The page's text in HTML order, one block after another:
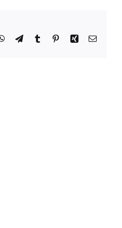
WhatsApp
TelegramTumblr PinterestXing Email